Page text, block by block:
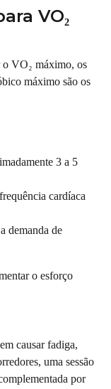
VO₂
o VO₂ máximo, os
máximo são os
3 a 5
cardíaca
demanda de
o esforço
causar fadiga,
uma sessão
por